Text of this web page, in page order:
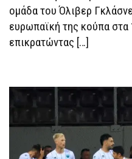
ομάδα του Όλιβερ
ευρωπαϊκή της κούπα στα
επικρατώντας […]